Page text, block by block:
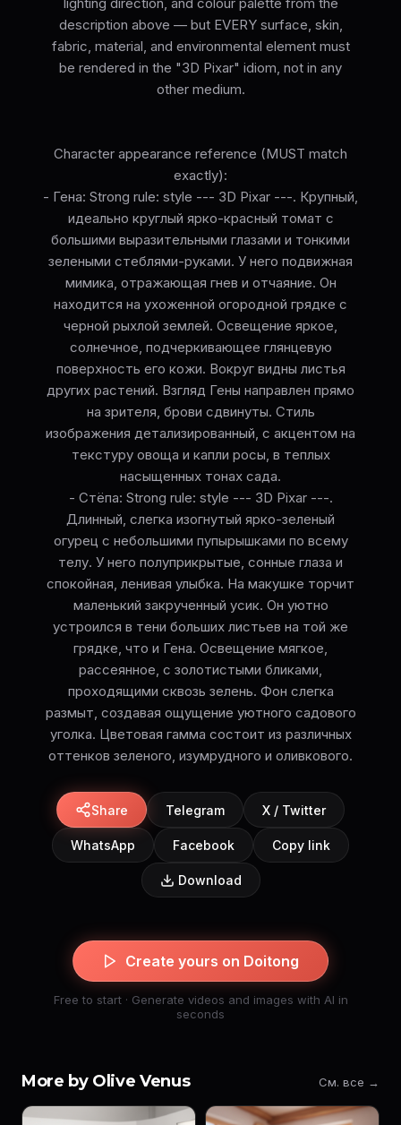
lighting direction, and colour palette from the
description above — but EVERY surface, skin,
fabric, material, and environmental element must
be rendered in the "3D Pixar" idiom, not in any
other medium.
Character appearance reference (MUST match
exactly):
- Гена: Strong rule: style --- 3D Pixar ---. Крупный,
идеально круглый ярко-красный томат с
большими выразительными глазами и тонкими
зелеными стеблями-руками. У него подвижная
мимика, отражающая гнев и отчаяние. Он
находится на ухоженной огородной грядке с
черной рыхлой землей. Освещение яркое,
солнечное, подчеркивающее глянцевую
поверхность его кожи. Вокруг видны листья
других растений. Взгляд Гены направлен прямо
на зрителя, брови сдвинуты. Стиль
изображения детализированный, с акцентом на
текстуру овоща и капли росы, в теплых
насыщенных тонах сада.
- Стёпа: Strong rule: style --- 3D Pixar ---.
Длинный, слегка изогнутый ярко-зеленый
огурец с небольшими пупырышками по всему
телу. У него полуприкрытые, сонные глаза и
спокойная, ленивая улыбка. На макушке торчит
маленький закрученный усик. Он уютно
устроился в тени больших листьев на той же
грядке, что и Гена. Освещение мягкое,
рассеянное, с золотистыми бликами,
проходящими сквозь зелень. Фон слегка
размыт, создавая ощущение уютного садового
уголка. Цветовая гамма состоит из различных
оттенков зеленого, изумрудного и оливкового.
Share Telegram X / Twitter
WhatsApp Facebook Copy link
Download
Create yours on Doitong
Free to start · Generate videos and images with AI in
seconds
More by Olive Venus См. все →